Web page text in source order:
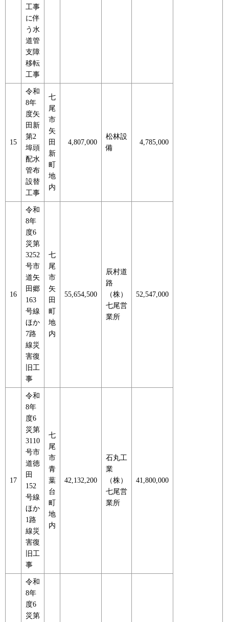
工事
に伴
う水
道管
支障
移転
工事
15
令和
8年
度矢
田新
第2
埠頭
配水
管布
設替
工事
七
尾
市
矢
田
新
町
地
内
4,807,000
松林設
備
4,785,000
16
令和
8年
度6
災第
3252
号市
道矢
田郷
163
号線
ほか
7路
線災
害復
旧工
事
七
尾
市
矢
田
町
地
内
55,654,500
辰村道
路
（株）
七尾営
業所
52,547,000
17
令和
8年
度6
災第
3110
号市
道徳
田
152
号線
ほか
1路
線災
害復
旧工
事
七
尾
市
青
葉
台
町
地
内
42,132,200
石丸工
業
（株）
七尾営
業所
41,800,000
令和
8年
度6
災第